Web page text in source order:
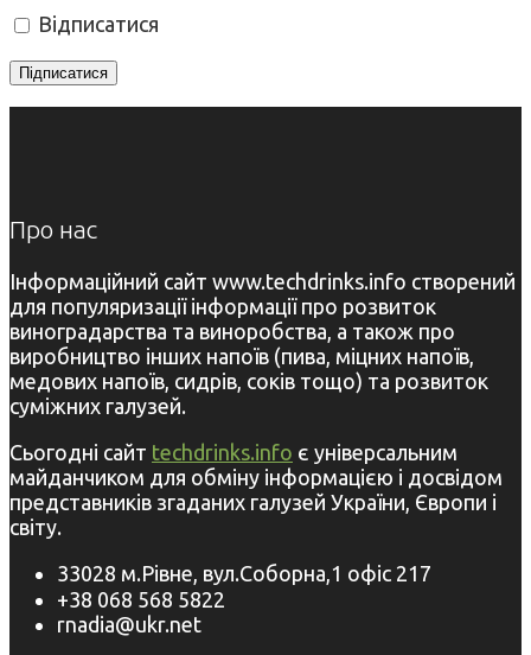
Відписатися
Про нас
Інформаційний сайт www.techdrinks.info створений
для популяризації інформації про розвиток
виноградарства та виноробства, а також про
виробництво інших напоїв (пива, міцних напоїв,
медових напоїв, сидрів, соків тощо) та розвиток
суміжних галузей.
Сьогодні сайт techdrinks.info є універсальним
майданчиком для обміну інформацією і досвідом
представників згаданих галузей України, Європи і
світу.
33028 м.Рівне, вул.Соборна,1 офіс 217
+38 068 568 5822
rnadia@ukr.net